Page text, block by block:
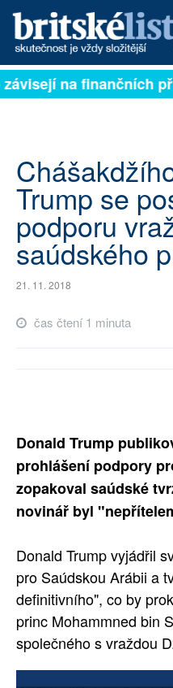
PŘIHLÁSIT
ARCHIV
ROZHOVORY
TÉMATA
PLNÁ VERZE STRÁNEK
na finančních
Trump se
podporu
saúdského
21. 11. 2018
čas čtení 1 minuta
Donald Trump
prohlášení podpory
zopakoval saúdské
novinář byl
Donald Trump vyjádřil
pro Saúdskou Arábii a
definitivního", co by
princ Mohammned bin
společného s vraždou